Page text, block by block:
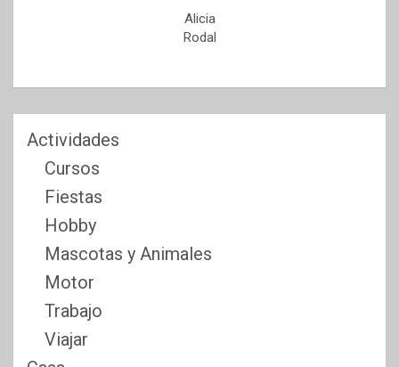
Alicia
Rodal
Actividades
Cursos
Fiestas
Hobby
Mascotas y Animales
Motor
Trabajo
Viajar